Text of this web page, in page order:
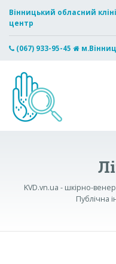
Вінницький обласний
центр
(067) 933-95-45
KVD.vn.ua - шкірно-
Публічна